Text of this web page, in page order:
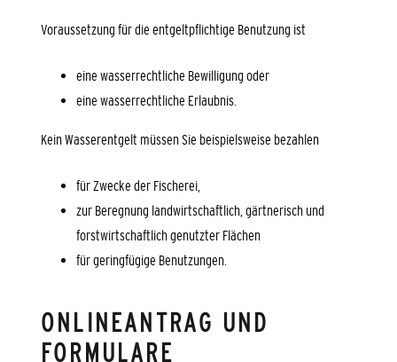
Voraussetzung für die entgeltpflichtige Benutzung ist
eine wasserrechtliche Bewilligung oder
eine wasserrechtliche Erlaubnis.
Kein Wasserentgelt müssen Sie beispielsweise bezahlen
für Zwecke der Fischerei,
zur Beregnung landwirtschaftlich, gärtnerisch und
forstwirtschaftlich genutzter Flächen
für geringfügige Benutzungen.
ONLINEANTRAG UND
FORMULARE